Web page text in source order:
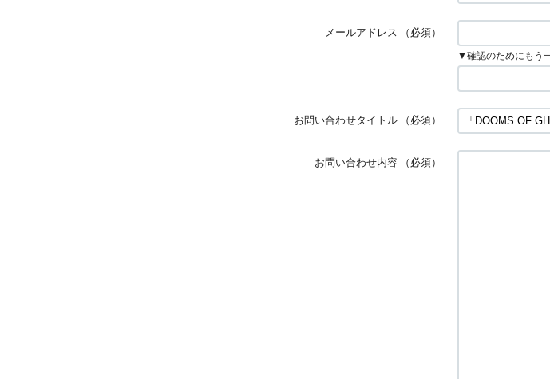
メールアドレス （必須）
▼確認のためにもう
お問い合わせタイトル （必須）
お問い合わせ内容 （必須）